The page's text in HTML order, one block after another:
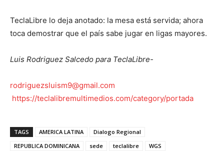
TeclaLibre lo deja anotado: la mesa está servida; ahora
toca demostrar que el país sabe jugar en ligas mayores.
Luis Rodriguez Salcedo para TeclaLibre-
rodriguezsluism9@gmail.com
https://teclalibremultimedios.com/category/portada
TAGS AMERICA LATINA
Dialogo Regional
REPUBLICA DOMINICANA
sede teclalibre WGS